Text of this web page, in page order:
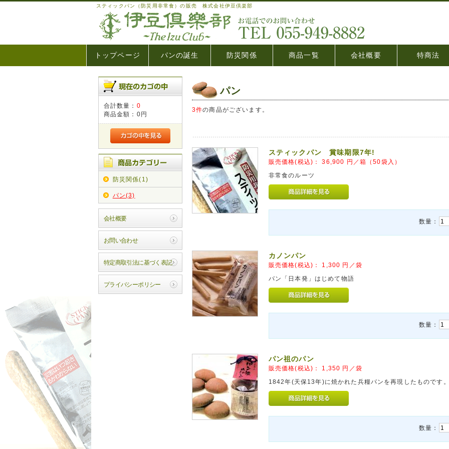
スティックパン（防災用非常食）の販売 株式会社伊豆倶楽部
トップページ パンの誕生 防災関係 商品一覧 会社概要 特商法
合計数量： 0
商品金額： 0円
防災関係(1)
パン(3)
会社概要
お問い合わせ
特定商取引法に基づく表記
プライバシーポリシー
パン
3件の商品がございます。
スティックパン 賞味期限7年!
販売価格(税込)：36,900 円／箱（50袋入）
非常食のルーツ
数量：
カノンパン
販売価格(税込)： 1,300 円／袋
パン「日本発」はじめて物語
数量：
パン祖のパン
販売価格(税込)： 1,350 円／袋
1842年(天保13年)に焼かれた兵糧パンを再現したものです
数量：